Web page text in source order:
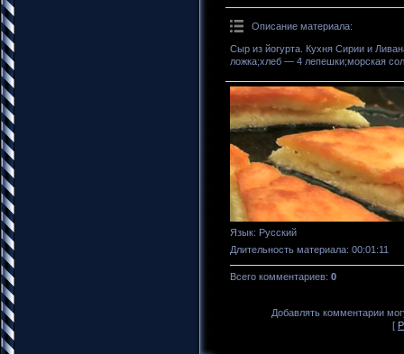
Описание материала:
Сыр из йогурта. Кухня Сирии и
ложка;хлеб — 4 лепешки;морская
Язык: Русский
Длительность материала: 00:01:11
Всего комментариев: 0
Добавлять комментарии
[